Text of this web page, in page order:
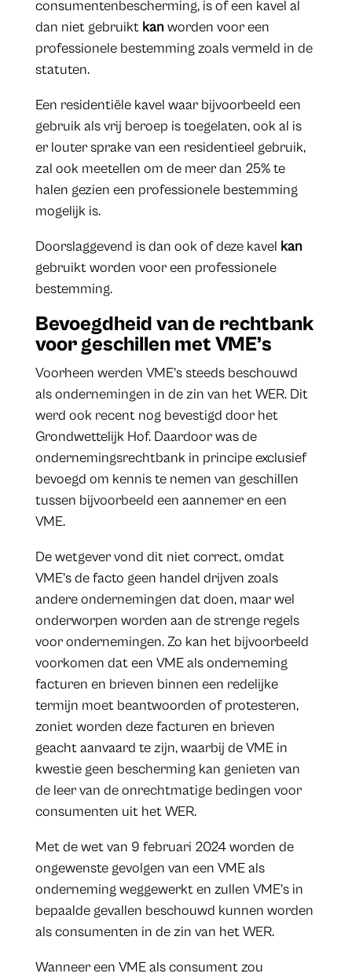
consumentenbescherming, is of een kavel al
dan niet gebruikt kan worden voor een
professionele bestemming zoals vermeld in de
statuten.
Een residentiële kavel waar bijvoorbeeld een
gebruik als vrij beroep is toegelaten, ook al is
er louter sprake van een residentieel gebruik,
zal ook meetellen om de meer dan 25% te
halen gezien een professionele bestemming
mogelijk is.
Doorslaggevend is dan ook of deze kavel kan
gebruikt worden voor een professionele
bestemming.
Bevoegdheid van de rechtbank
voor geschillen met VME’s
Voorheen werden VME’s steeds beschouwd
als ondernemingen in de zin van het WER. Dit
werd ook recent nog bevestigd door het
Grondwettelijk Hof. Daardoor was de
ondernemingsrechtbank in principe exclusief
bevoegd om kennis te nemen van geschillen
tussen bijvoorbeeld een aannemer en een
VME.
De wetgever vond dit niet correct, omdat
VME’s de facto geen handel drijven zoals
andere ondernemingen dat doen, maar wel
onderworpen worden aan de strenge regels
voor ondernemingen. Zo kan het bijvoorbeeld
voorkomen dat een VME als onderneming
facturen en brieven binnen een redelijke
termijn moet beantwoorden of protesteren,
zoniet worden deze facturen en brieven
geacht aanvaard te zijn, waarbij de VME in
kwestie geen bescherming kan genieten van
de leer van de onrechtmatige bedingen voor
consumenten uit het WER.
Met de wet van 9 februari 2024 worden de
ongewenste gevolgen van een VME als
onderneming weggewerkt en zullen VME’s in
bepaalde gevallen beschouwd kunnen worden
als consumenten in de zin van het WER.
Wanneer een VME als consument zou